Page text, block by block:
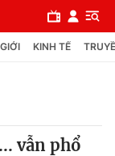
KINH TẾ
vẫn phổ